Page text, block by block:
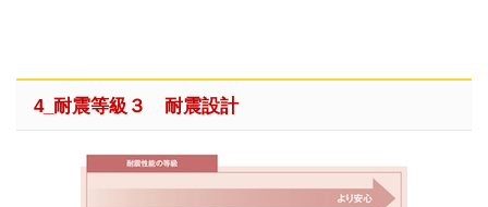
4_耐震等級３ 耐震設計